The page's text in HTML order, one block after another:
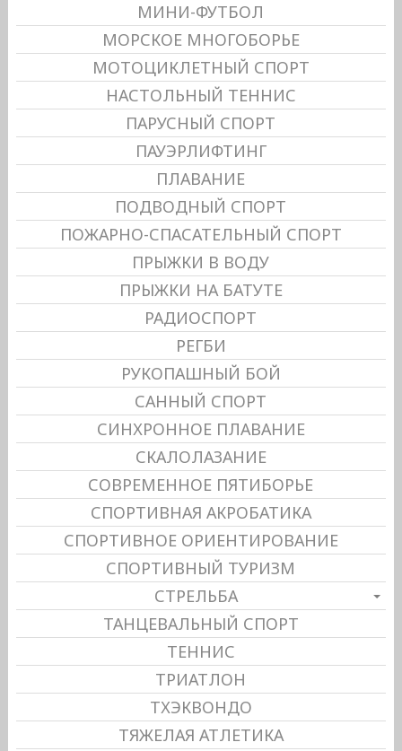
МИНИ-ФУТБОЛ
МОРСКОЕ МНОГОБОРЬЕ
МОТОЦИКЛЕТНЫЙ СПОРТ
НАСТОЛЬНЫЙ ТЕННИС
ПАРУСНЫЙ СПОРТ
ПАУЭРЛИФТИНГ
ПЛАВАНИЕ
ПОДВОДНЫЙ СПОРТ
ПОЖАРНО-СПАСАТЕЛЬНЫЙ СПОРТ
ПРЫЖКИ В ВОДУ
ПРЫЖКИ НА БАТУТЕ
РАДИОСПОРТ
РЕГБИ
РУКОПАШНЫЙ БОЙ
САННЫЙ СПОРТ
СИНХРОННОЕ ПЛАВАНИЕ
СКАЛОЛАЗАНИЕ
СОВРЕМЕННОЕ ПЯТИБОРЬЕ
СПОРТИВНАЯ АКРОБАТИКА
СПОРТИВНОЕ ОРИЕНТИРОВАНИЕ
СПОРТИВНЫЙ ТУРИЗМ
СТРЕЛЬБА
ТАНЦЕВАЛЬНЫЙ СПОРТ
ТЕННИС
ТРИАТЛОН
ТХЭКВОНДО
ТЯЖЕЛАЯ АТЛЕТИКА